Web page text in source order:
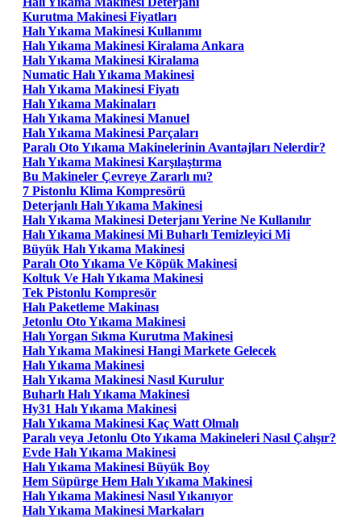
Kurutma Makinesi Fiyatları
Halı Yıkama Makinesi Kullanımı
Halı Yıkama Makinesi Kiralama Ankara
Halı Yıkama Makinesi Kiralama
Numatic Halı Yıkama Makinesi
Halı Yıkama Makinesi Fiyatı
Halı Yıkama Makinaları
Halı Yıkama Makinesi Manuel
Halı Yıkama Makinesi Parçaları
Paralı Oto Yıkama Makinelerinin Avantajları Nelerdir?
Halı Yıkama Makinesi Karşılaştırma
Bu Makineler Çevreye Zararlı mı?
7 Pistonlu Klima Kompresörü
Deterjanlı Halı Yıkama Makinesi
Halı Yıkama Makinesi Deterjanı Yerine Ne Kullanılır
Halı Yıkama Makinesi Mi Buharlı Temizleyici Mi
Büyük Halı Yıkama Makinesi
Paralı Oto Yıkama Ve Köpük Makinesi
Koltuk Ve Halı Yıkama Makinesi
Tek Pistonlu Kompresör
Halı Paketleme Makinası
Jetonlu Oto Yıkama Makinesi
Halı Yorgan Sıkma Kurutma Makinesi
Halı Yıkama Makinesi Hangi Markete Gelecek
Halı Yıkama Makinesi
Halı Yıkama Makinesi Nasıl Kurulur
Buharlı Halı Yıkama Makinesi
Hy31 Halı Yıkama Makinesi
Halı Yıkama Makinesi Kaç Watt Olmalı
Paralı veya Jetonlu Oto Yıkama Makineleri Nasıl Çalışır?
Evde Halı Yıkama Makinesi
Halı Yıkama Makinesi Büyük Boy
Hem Süpürge Hem Halı Yıkama Makinesi
Halı Yıkama Makinesi Nasıl Yıkanıyor
Halı Yıkama Makinesi Markaları